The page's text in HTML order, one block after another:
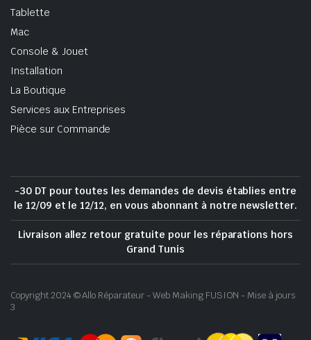
Tablette
Mac
Console & Jouet
Installation
La Boutique
Services aux Entreprises
Pièce sur Commande
-30 DT pour toutes les demandes de devis établies entre
le 12/09 et le 12/12, en vous abonnant à notre newsletter.
Livraison allez retour gratuite pour les réparations hors
Grand Tunis
Copyright 2024 © Allo Réparateur - Web Making FUSION - Mise à jours
3